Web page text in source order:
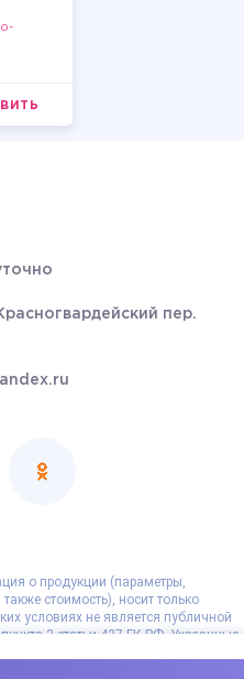
пер.
о продукции (параметры,
стоимость), носит только
условиях не является публичной
2 статьи 437 ГК РФ. Указанные
отличаться от действительных
носят сугубо информационный